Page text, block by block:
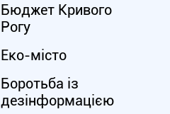
Бюджет Кривого
Рогу
Еко-місто
Боротьба із
дезінформацією